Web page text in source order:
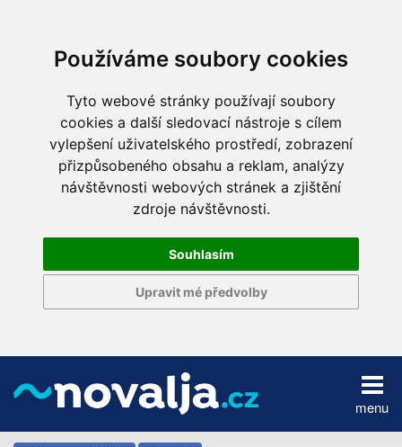
Používáme soubory cookies
Tyto webové stránky používají soubory
cookies a další sledovací nástroje s cílem
vylepšení uživatelského prostředí, zobrazení
přizpůsobeného obsahu a reklam, analýzy
návštěvnosti webových stránek a zjištění
zdroje návštěvnosti.
Souhlasím
Upravit mé předvolby
menu